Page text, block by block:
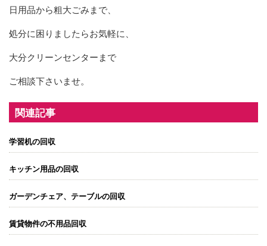
日用品から粗大ごみまで、
処分に困りましたらお気軽に、
大分クリーンセンターまで
ご相談下さいませ。
関連記事
学習机の回収
キッチン用品の回収
ガーデンチェア、テーブルの回収
賃貸物件の不用品回収